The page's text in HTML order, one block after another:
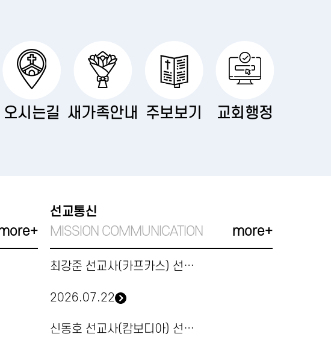
오시는길 새가족안내 주보보기 교회행정
선교통신
MISSION COMMUNICATION more+
최강준 선교사(카프카스) 선교편지
2026.07.22
신동호 선교사(캄보디아) 선교편지